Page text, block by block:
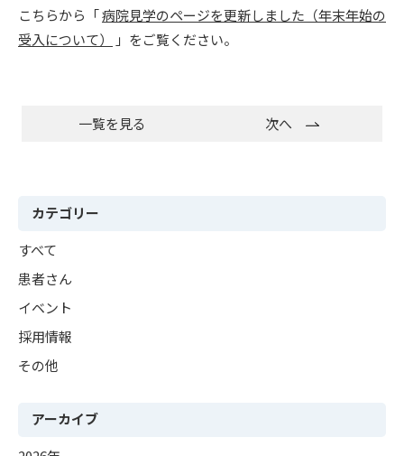
カテゴリー
すべて
患者さん
イベント
採用情報
その他
アーカイブ
こちらから「病院見学のページを更新しました（年末年始の
受入について）
」をご覧ください。
一覧を見る 次へ